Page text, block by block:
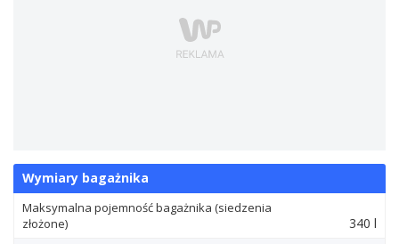
Wymiary bagażnika
Maksymalna pojemność bagażnika (siedzenia
złożone)
340 l